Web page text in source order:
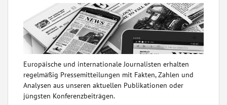
Europäische und internationale Journalisten erhalten
regelmäßig Pressemitteilungen mit Fakten, Zahlen und
Analysen aus unseren aktuellen Publikationen oder
jüngsten Konferenzbeiträgen.